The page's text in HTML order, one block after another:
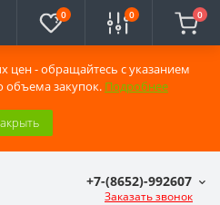
цен - обращайтесь с указанием
объема закупок. Подробнее
0 0 0
+7-(8652)-992607
Заказать звонок